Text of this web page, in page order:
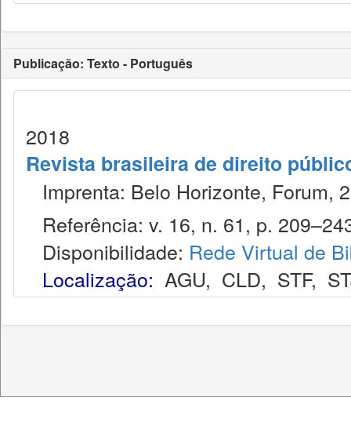
Publicação: Texto - Português
2018
Revista brasileira de direito
Imprenta: Belo Horizonte, Forum,
Referência: v. 16, n. 61, p.
Disponibilidade: Rede Virtual de
Localização: AGU, CLD, STF,